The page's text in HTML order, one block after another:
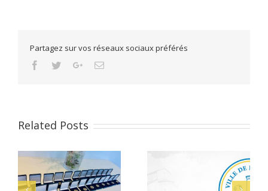
Partagez sur vos réseaux sociaux préférés
Facebook
TwitterGoogle+Email
Related Posts